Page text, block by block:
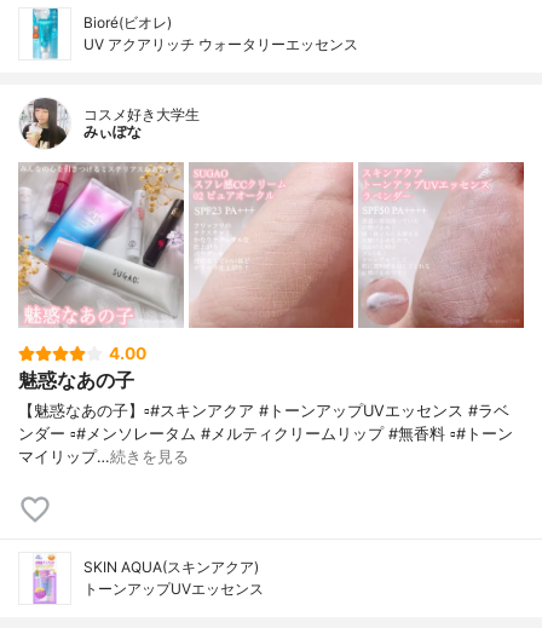
Bioré(ビオレ)
UV アクアリッチ ウォータリーエッセンス
コスメ好き大学生
みぃぽな
4.00
魅惑なあの子
【魅惑なあの子】▫️#スキンアクア #トーンアップUVエッセンス #ラベ
ンダー ▫️#メンソレータム #メルティクリームリップ #無香料 ▫️#トーン
マイリップ…続きを見る
SKIN AQUA(スキンアクア)
トーンアップUVエッセンス